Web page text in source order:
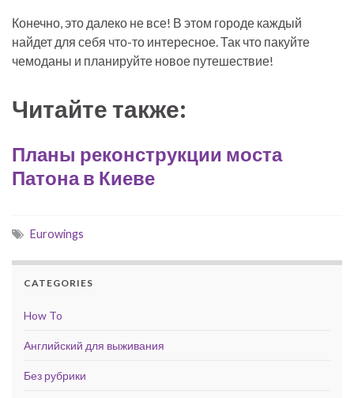
Конечно, это далеко не все! В этом городе каждый
найдет для себя что-то интересное. Так что пакуйте
чемоданы и планируйте новое путешествие!
Читайте также:
Планы реконструкции моста
Патона в Киеве
Eurowings
CATEGORIES
How To
Английский для выживания
Без рубрики